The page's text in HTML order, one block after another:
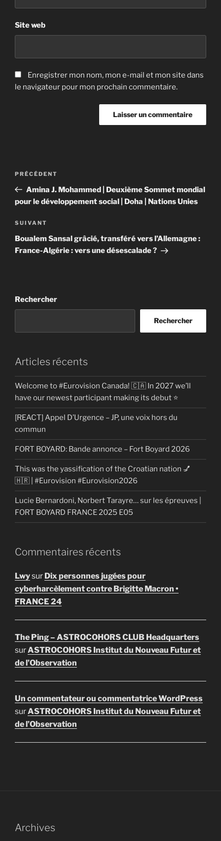
Site web
Enregistrer mon nom, mon e-mail et mon site dans
le navigateur pour mon prochain commentaire.
Navigation
l’article
Article
précédent
PRÉCÉDENT
Amina J. Mohammed | Deuxième Sommet mondial
pour le développement social | Doha | Nations Unies
Article
suivant
SUIVANT
Boualem Sansal grâcié, transféré vers l’Allemagne :
France-Algérie : vers une désescalade ?
Rechercher
Rechercher
Articles récents
Welcome to #Eurovision Canada! 🇨🇦 In 2027 we’ll
have our newest participant making its debut ⭐
[REACT] Appel D’Urgence – JP, une voix hors du
commun
FORT BOYARD: Bande annonce – Fort Boyard 2026
This was the yassification of the Croatian nation 💅
🇭🇷 | #Eurovision #Eurovision2026
Lucie Bernardoni, Norbert Tarayre… sur les épreuves |
FORT BOYARD FRANCE 2025 E05
Commentaires récents
Lwysur Dix personnes jugées pour
cyberharcèlement contre Brigitte Macron •
FRANCE 24
The Ping – ASTROCOHORS CLUB Headquarters
surASTROCOHORS Institut du Nouveau Futur et
de l’Observation
Un commentateur ou commentatrice WordPress
surASTROCOHORS Institut du Nouveau Futur et
de l’Observation
Archives